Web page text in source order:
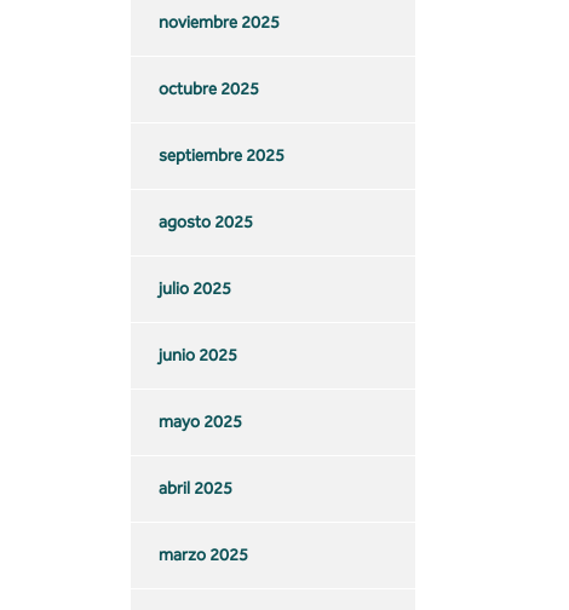
noviembre 2025
octubre 2025
septiembre 2025
agosto 2025
julio 2025
junio 2025
mayo 2025
abril 2025
marzo 2025